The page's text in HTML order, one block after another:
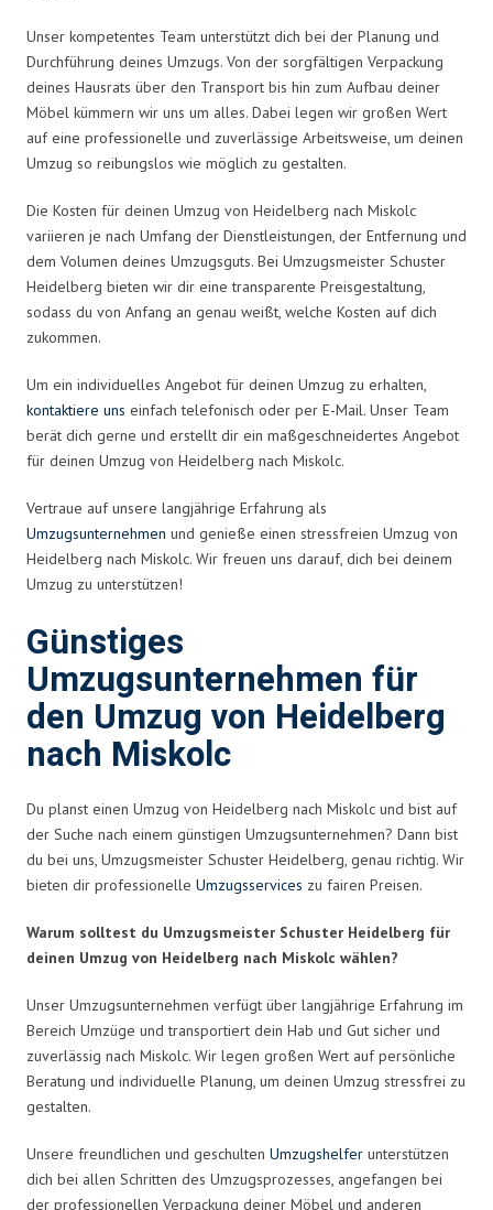
Unser kompetentes Team unterstützt dich bei der Planung und
Durchführung deines Umzugs. Von der sorgfältigen Verpackung
deines Hausrats über den Transport bis hin zum Aufbau deiner
Möbel kümmern wir uns um alles. Dabei legen wir großen Wert
auf eine professionelle und zuverlässige Arbeitsweise, um deinen
Umzug so reibungslos wie möglich zu gestalten.
Die Kosten für deinen Umzug von Heidelberg nach Miskolc
variieren je nach Umfang der Dienstleistungen, der Entfernung und
dem Volumen deines Umzugsguts. Bei Umzugsmeister Schuster
Heidelberg bieten wir dir eine transparente Preisgestaltung,
sodass du von Anfang an genau weißt, welche Kosten auf dich
zukommen.
Um ein individuelles Angebot für deinen Umzug zu erhalten,
kontaktiere uns einfach telefonisch oder per E-Mail. Unser Team
berät dich gerne und erstellt dir ein maßgeschneidertes Angebot
für deinen Umzug von Heidelberg nach Miskolc.
Vertraue auf unsere langjährige Erfahrung als
Umzugsunternehmen und genieße einen stressfreien Umzug von
Heidelberg nach Miskolc. Wir freuen uns darauf, dich bei deinem
Umzug zu unterstützen!
Günstiges
Umzugsunternehmen für
den Umzug von Heidelberg
nach Miskolc
Du planst einen Umzug von Heidelberg nach Miskolc und bist auf
der Suche nach einem günstigen Umzugsunternehmen? Dann bist
du bei uns, Umzugsmeister Schuster Heidelberg, genau richtig. Wir
bieten dir professionelle Umzugsservices zu fairen Preisen.
Warum solltest du Umzugsmeister Schuster Heidelberg für
deinen Umzug von Heidelberg nach Miskolc wählen?
Unser Umzugsunternehmen verfügt über langjährige Erfahrung im
Bereich Umzüge und transportiert dein Hab und Gut sicher und
zuverlässig nach Miskolc. Wir legen großen Wert auf persönliche
Beratung und individuelle Planung, um deinen Umzug stressfrei zu
gestalten.
Unsere freundlichen und geschulten Umzugshelfer unterstützen
dich bei allen Schritten des Umzugsprozesses, angefangen bei
der professionellen Verpackung deiner Möbel und anderen